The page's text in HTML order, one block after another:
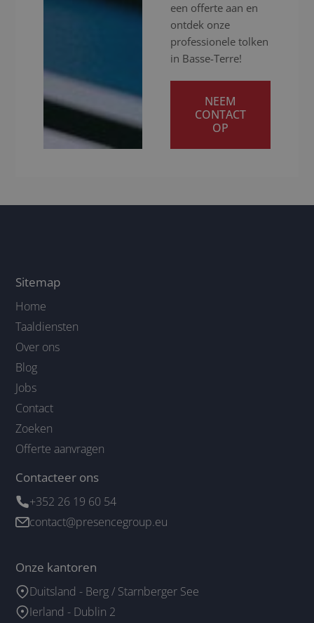
een offerte aan en
ontdek onze
professionele tolken
in Basse-Terre!
NEEM
CONTACT
OP
Sitemap
Home
Taaldiensten
Over ons
Blog
Jobs
Contact
Zoeken
Offerte aanvragen
Contacteer ons
+352 26 19 60 54
contact@presencegroup.eu
Onze kantoren
Duitsland - Berg / Starnberger See
Ierland - Dublin 2